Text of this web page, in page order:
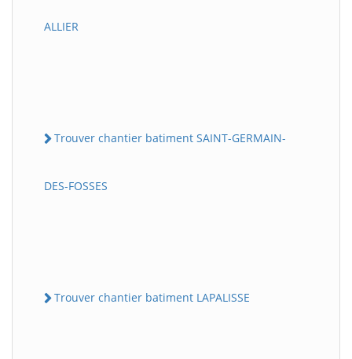
ALLIER
Trouver chantier batiment SAINT-GERMAIN-
DES-FOSSES
Trouver chantier batiment LAPALISSE